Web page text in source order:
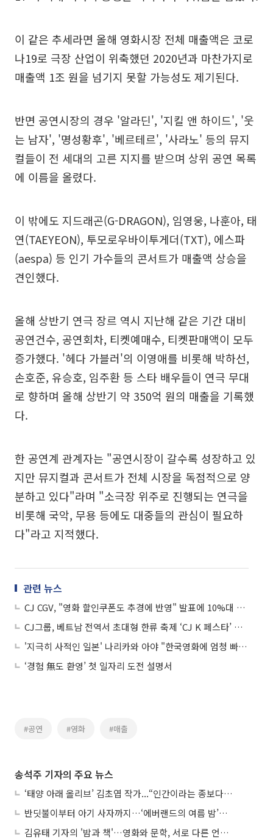
이 같은 추세라면 올해 영화시장 전체 매출액은 코로
나19로 극장 산업이 위축했던 2020년과 마찬가지로
매출액 1조 원을 넘기지 못할 가능성도 제기된다.
반면 공연시장의 경우 '알라딘', '지킬 앤 하이드', '웃
는 남자', '명성황후', '베르테르', '사라노' 등의 뮤지
컬들이 전 세대의 고른 지지를 받으며 상위 공연 목록
에 이름을 올렸다.
이 밖에도 지드래곤(G-DRAGON), 임영웅, 나훈아, 태
연(TAEYEON), 투모로우바이투게더(TXT), 에스파
(aespa) 등 인기 가수들의 콘서트가 매출액 상승을
견인했다.
올해 상반기 연극 장르 역시 지난해 같은 기간 대비
공연건수, 공연회차, 티켓예매수, 티켓판매액이 모두
증가했다. '헤다 가블러'의 이영애를 비롯해 박하선,
손호준, 유승호, 임주환 등 스타 배우들이 연극 무대
로 향하며 올해 상반기 약 350억 원의 매출을 기록했
다.
한 공연계 관계자는 "공연시장이 갈수록 성장하고 있
지만 뮤지컬과 콘서트가 전체 시장을 독점적으로 양
분하고 있다"라며 "소극장 위주로 진행되는 연극을
비롯해 국악, 무용 등에도 대중들의 관심이 필요하
다"라고 지적했다.
관련 뉴스
CJ CGV, "영화 할인쿠폰도 추경에 반영" 발표에 10%대 강세
CJ그룹, 베트남 전역서 초대형 한류 축제 ‘CJ K 페스타’ 개최
'지극히 사적인 일본' 나리카와 아야 "한국영화에 엄청 빠졌죠"
‘경험 無도 환영’ 첫 일자리 도전 설명서
#공연 #영화 #매출
송석주 기자의 주요 뉴스
‘태양 아래 올리브’ 김초엽 작가...“인간이라는 종보다 설명하기 어려운 한 사람을 쓰고 싶었다”
반딧불이부터 아기 사자까지…‘에버랜드의 여름 밤’이 기다려지는 이유
김유태 기자의 '밤과 책'…영화와 문학, 서로 다른 언어를 읽다